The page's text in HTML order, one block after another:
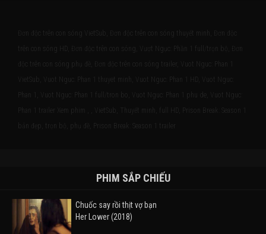
Đơn độc trên con sóng VietSub, Đơn độc trên con sóng thuyết minh, Đơn độc
trên con sóng HD, Đơn độc trên con sóng, Vượt Ngục: Phần 1 full/trọn bộ, Đơn
độc trên con sóng phụ đề, Đơn độc trên con sóng trailer, Vuot Nguc: Phan 1
VietSub, Vuot Nguc: Phan 1 thuyet minh, Vuot Nguc: Phan 1 HD, Vuot Nguc:
Phan 1, Vuot Nguc: Phan 1 full/tron bo, Vuot Nguc: Phan 1 phu de, Vuot Nguc:
Phan 1 trailer Xem phim , , VietSub, Thuyết minh, full HD, Prison Break: Season 1
bản đẹp, trọn bộ, phụ đề, Prison Break: Season 1 trailer
PHIM SẮP CHIẾU
Chuốc say rồi thịt vợ bạn
Her Lower (2018)